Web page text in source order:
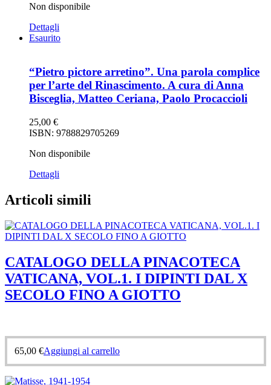
Non disponibile
Dettagli
Esaurito
“Pietro pictore arretino”. Una parola complice
per l’arte del Rinascimento. A cura di Anna
Bisceglia, Matteo Ceriana, Paolo Procaccioli
25,00 €
ISBN: 9788829705269
Non disponibile
Dettagli
Articoli simili
CATALOGO DELLA PINACOTECA
VATICANA, VOL.1. I DIPINTI DAL X
SECOLO FINO A GIOTTO
65,00 €Aggiungi al carrello